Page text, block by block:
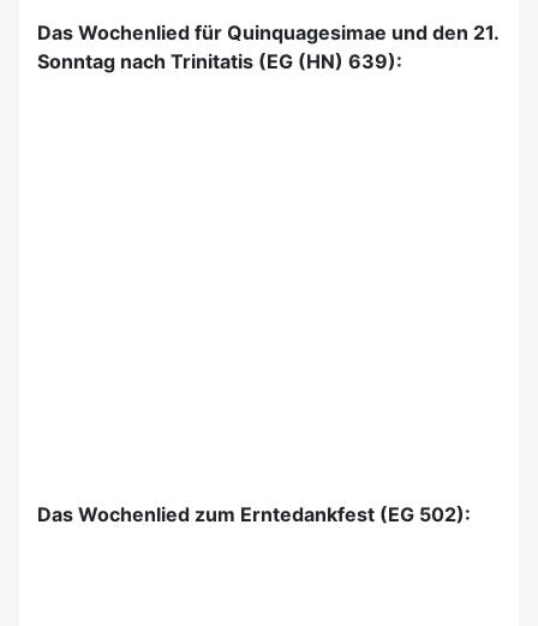
Das Wochenlied für Quinquagesimae und den 21.
Sonntag nach Trinitatis (EG (HN) 639):
Das Wochenlied zum Erntedankfest (EG 502):